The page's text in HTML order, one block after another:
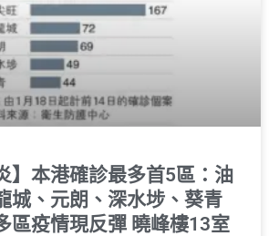
】本港確診最多首5區：油
城、元朗、深水埗、葵青
區疫情現反彈 曉峰樓13室